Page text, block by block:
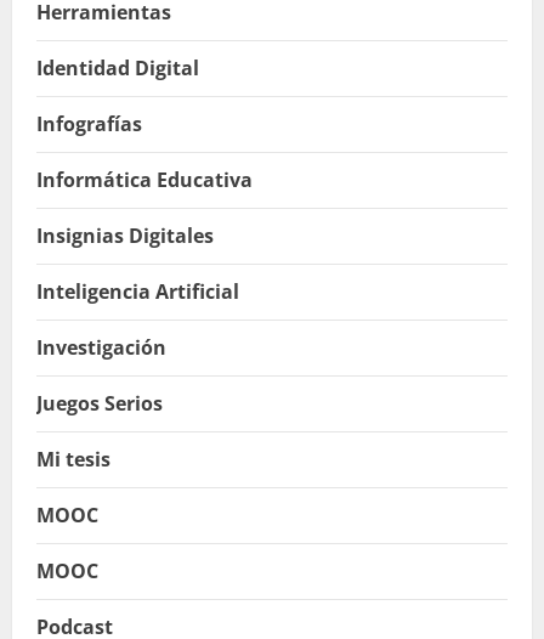
Herramientas
Identidad Digital
Infografías
Informática Educativa
Insignias Digitales
Inteligencia Artificial
Investigación
Juegos Serios
Mi tesis
MOOC
MOOC
Podcast